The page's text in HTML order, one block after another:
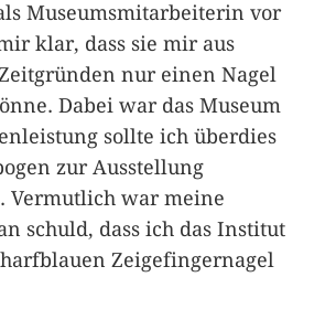
Museumsmitarbeiterin vor
klar, dass sie mir aus
nur einen Nagel
Dabei war das Museum
sollte ich überdies
zur Ausstellung
Vermutlich war meine
schuld, dass ich das Institut
Zeigefingernagel